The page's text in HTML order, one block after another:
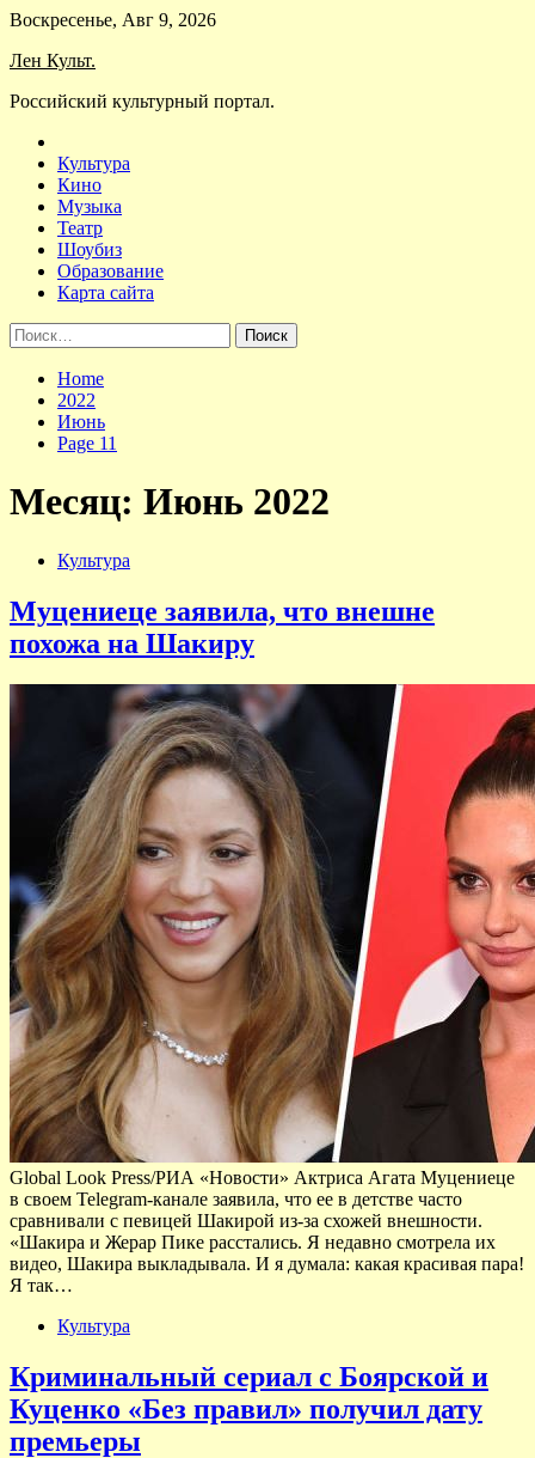
Skip
content
Воскресенье, Авг 9, 2026
Лен Культ.
Российский культурный портал.
Культура
Кино
Музыка
Театр
Шоубиз
Образование
Карта сайта
Найти:
Home
2022
Июнь
Page 11
Месяц: Июнь 2022
Культура
Муцениеце заявила, что внешне
похожа на Шакиру
Global Look Press/РИА «Новости» Актриса Агата Муцениеце
в своем Telegram-канале заявила, что ее в детстве часто
сравнивали с певицей Шакирой из-за схожей внешности.
«Шакира и Жерар Пике расстались. Я недавно смотрела их
видео, Шакира выкладывала. И я думала: какая красивая пара!
Я так…
Культура
Криминальный сериал с Боярской и
Куценко «Без правил» получил дату
премьеры